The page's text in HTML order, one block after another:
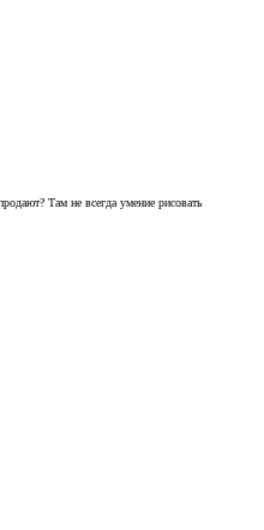
Там не всегда умение рисовать